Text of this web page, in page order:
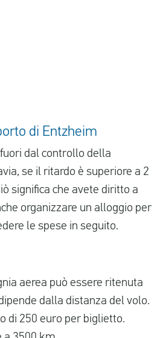
di Entzheim
dal controllo della
se il ritardo è superiore a 2
significa che avete diritto a
organizzare un alloggio per
le spese in seguito.
aerea può essere ritenuta
dalla distanza del volo.
di 250 euro per biglietto.